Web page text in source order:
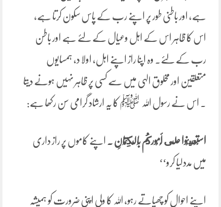
ہے، اور باطنی طور پر اپنے رب کے پاس سکون کرتا ہے،
اس کا ظاہر اس کے اہل وعیال کے لئے ہے اور باطن
رب کے لئے۔ وہ اپنا راز اپنے اہل، اولا د، ہمسایوں
متعلقین اور مخلوق الہی میں سے کسی پر ظاہر نہیں ہونے دیتا
۔ اس نے رسول اللہ ﷺ کا یہ ارشاد گرامی سن رکھا ہے:
اسْتَعِينُوا على ‌أُمُوركُم ‌بِالْكِتْمَانِ ۔ اپنے کاموں پر راز داری
میں مددلیا کرو‘‘
اپنے احوال کو چھپاتے رہو، اللہ کا ولی اپنی ضرورت کو ہمیشہ